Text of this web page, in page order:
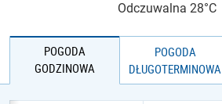
Odczuwalna 28°C
POGODA
GODZINOWA
POGODA
DŁUGOTERMINOWA